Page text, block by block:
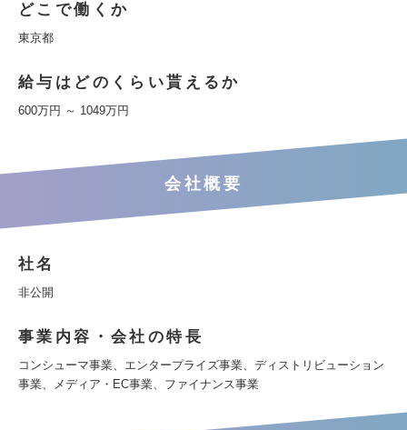
どこで働くか
東京都
給与はどのくらい貰えるか
600万円 ～ 1049万円
会社概要
社名
非公開
事業内容・会社の特長
コンシューマ事業、エンタープライズ事業、ディストリビューション
事業、メディア・EC事業、ファイナンス事業